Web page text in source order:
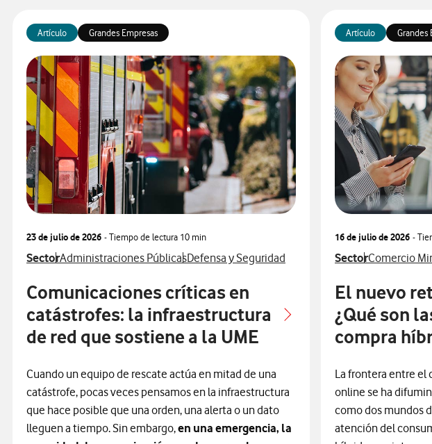
Artículo Grandes Empresas
23 de julio de 2026 - Tiempo de lectura 10 min
Ver más articulos relacionados con
SectorVer más artículos con
Administraciones PúblicasVer más artículos con
Defensa y Seguridad
Comunicaciones críticas en
catástrofes: la infraestructura
de red que sostiene a la UME
Cuando un equipo de rescate actúa en mitad de una
catástrofe, pocas veces pensamos en la infraestructura
que hace posible que una orden, una alerta o un dato
lleguen a tiempo. Sin embargo,en una emergencia, la
Artículo Grandes
16 de julio de 2026 -
Ver más articulos
SectorVer más
Comercio
El nuevo
¿Qué son
compra
La frontera entre el
online se ha
como dos mundos
atención del